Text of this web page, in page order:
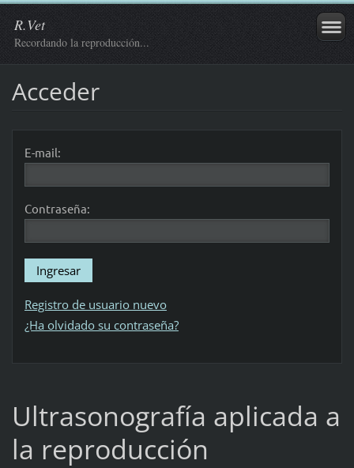
R.Vet
Recordando la reproducción...
Acceder
E-mail:
Contraseña:
Registro de usuario nuevo
¿Ha olvidado su contraseña?
Ultrasonografía aplicada a
la reproducción